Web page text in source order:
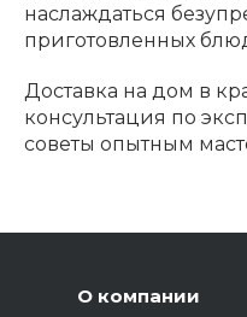
наслаждаться
приготовленных
Доставка на дом в
консультация по
советы опытным
О компании